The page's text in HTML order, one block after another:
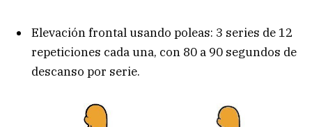
Elevación frontal usando poleas: 3 series de 12
repeticiones cada una, con 80 a 90 segundos de
descanso por serie.